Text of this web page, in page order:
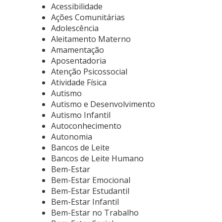
Acessibilidade
Ações Comunitárias
Adolescência
Aleitamento Materno
Amamentação
Aposentadoria
Atenção Psicossocial
Atividade Física
Autismo
Autismo e Desenvolvimento
Autismo Infantil
Autoconhecimento
Autonomia
Bancos de Leite
Bancos de Leite Humano
Bem-Estar
Bem-Estar Emocional
Bem-Estar Estudantil
Bem-Estar Infantil
Bem-Estar no Trabalho